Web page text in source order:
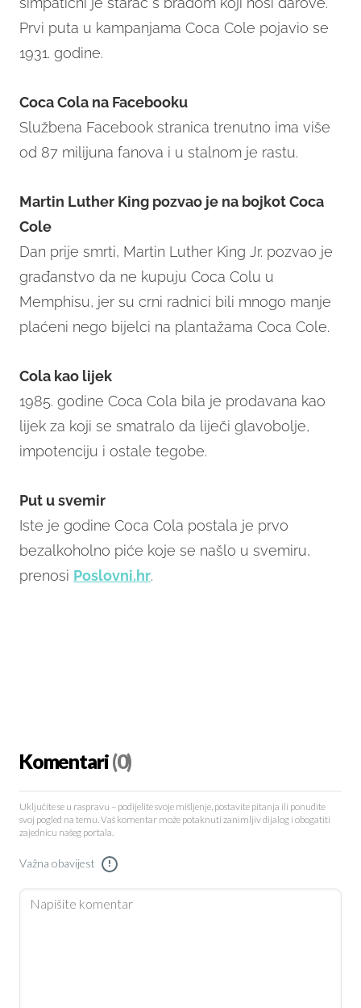
Prvi puta u kampanjama Coca Cole pojavio se
1931. godine.
Coca Cola na Facebooku
Službena Facebook stranica trenutno ima više
od 87 milijuna fanova i u stalnom je rastu.
Martin Luther King pozvao je na bojkot Coca
Cole
Dan prije smrti, Martin Luther King Jr. pozvao je
građanstvo da ne kupuju Coca Colu u
Memphisu, jer su crni radnici bili mnogo manje
plaćeni nego bijelci na plantažama Coca Cole.
Cola kao lijek
1985. godine Coca Cola bila je prodavana kao
lijek za koji se smatralo da liječi glavobolje,
impotenciju i ostale tegobe.
Put u svemir
Iste je godine Coca Cola postala je prvo
bezalkoholno piće koje se našlo u svemiru,
prenosi Poslovni.hr.
Komentari(0)
Uključite se u raspravu – podijelite svoje mišljenje, postavite pitanja ili ponudite
svoj pogled na temu. Vaš komentar može potaknuti zanimljiv dijalog i obogatiti
zajednicu našeg portala.
Važna obavijest !